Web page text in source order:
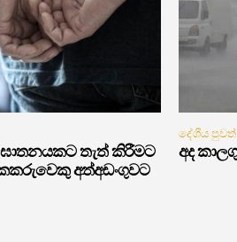
තැත් කිරීමට
අත්අඩංගුවට
දේශීය පුවත්
අද